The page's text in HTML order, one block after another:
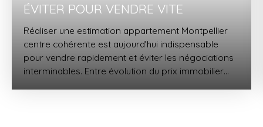
ÉVITER POUR VENDRE VITE
Réaliser une estimation appartement Montpellier
centre cohérente est aujourd’hui indispensable
pour vendre rapidement et éviter les négociations
interminables. Entre évolution du prix immobilier